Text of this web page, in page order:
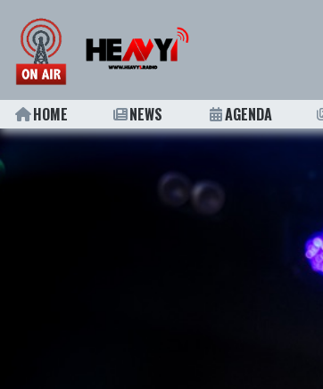
HOME NEWS AGENDA